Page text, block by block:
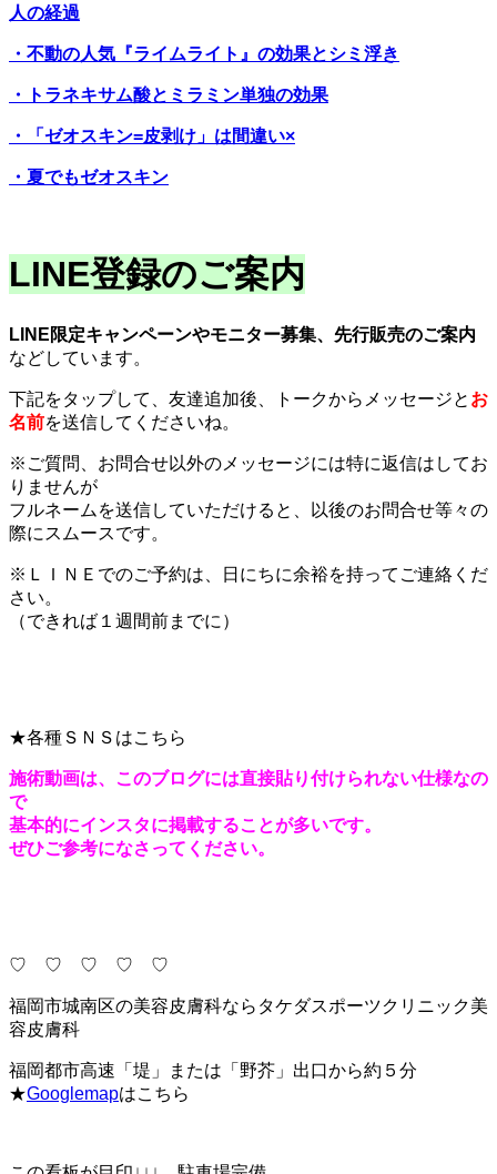
人の経過
・不動の人気『ライムライト』の効果とシミ浮き
・トラネキサム酸とミラミン単独の効果
・「ゼオスキン=皮剥け」は間違い×
・夏でもゼオスキン
LINE登録のご案内
LINE限定キャンペーンやモニター募集、先行販売のご案内
などしています。
下記をタップして、友達追加後、トークからメッセージと お
名前を送信してくださいね。
※ご質問、お問合せ以外のメッセージには特に返信はしてお
りませんが
フルネームを送信していただけると、以後のお問合せ等々の
際にスムースです。
※ＬＩＮＥでのご予約は、日にちに余裕を持ってご連絡くだ
さい。
（できれば１週間前までに）
★各種ＳＮＳはこちら
施術動画は、このブログには直接貼り付けられない仕様なの
で
基本的にインスタに掲載することが多いです。
ぜひご参考になさってください。
♡ ♡ ♡ ♡ ♡
福岡市城南区の美容皮膚科ならタケダスポーツクリニック美
容皮膚科
福岡都市高速「堤」または「野芥」出口から約５分
★Googlemapはこちら